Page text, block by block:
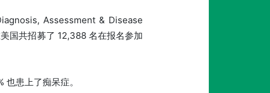
Assessment & Disease
国共招募了 12,388 名在报名参加
也患上了痴呆症。